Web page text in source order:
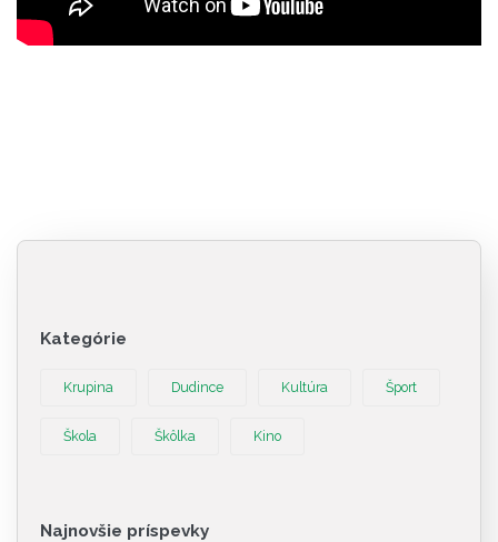
Kategórie
Krupina Dudince Kultúra Šport
Škola Škôlka Kino
Najnovšie príspevky